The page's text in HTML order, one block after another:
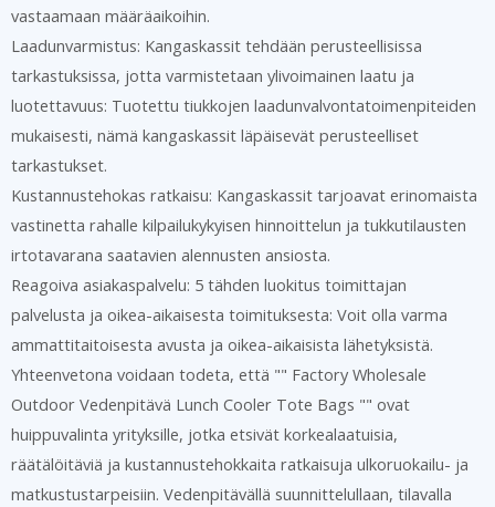
vastaamaan määräaikoihin.
Laadunvarmistus: Kangaskassit tehdään perusteellisissa
tarkastuksissa, jotta varmistetaan ylivoimainen laatu ja
luotettavuus: Tuotettu tiukkojen laadunvalvontatoimenpiteiden
mukaisesti, nämä kangaskassit läpäisevät perusteelliset
tarkastukset.
Kustannustehokas ratkaisu: Kangaskassit tarjoavat erinomaista
vastinetta rahalle kilpailukykyisen hinnoittelun ja tukkutilausten
irtotavarana saatavien alennusten ansiosta.
Reagoiva asiakaspalvelu: 5 tähden luokitus toimittajan
palvelusta ja oikea-aikaisesta toimituksesta: Voit olla varma
ammattitaitoisesta avusta ja oikea-aikaisista lähetyksistä.
Yhteenvetona voidaan todeta, että "" Factory Wholesale
Outdoor Vedenpitävä Lunch Cooler Tote Bags "" ovat
huippuvalinta yrityksille, jotka etsivät korkealaatuisia,
räätälöitäviä ja kustannustehokkaita ratkaisuja ulkoruokailu- ja
matkustustarpeisiin. Vedenpitävällä suunnittelullaan, tilavalla